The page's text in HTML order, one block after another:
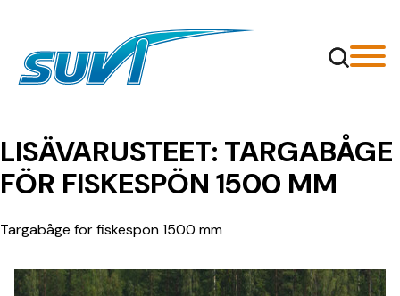
LISÄVARUSTEET: TARGABÅGE
FÖR FISKESPÖN 1500 MM
Targabåge för fiskespön 1500 mm